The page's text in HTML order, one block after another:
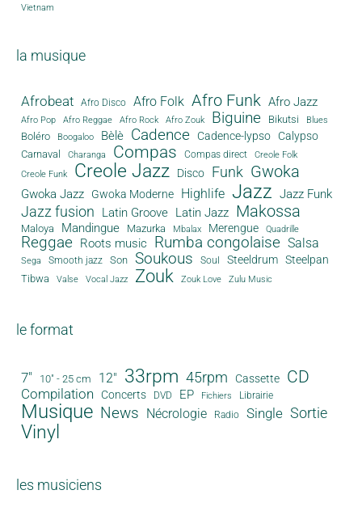
Vietnam
la musique
Afrobeat Afro Disco Afro Folk Afro Funk Afro Jazz
Afro Pop Afro Reggae Afro Rock Afro Zouk Biguine Bikutsi Blues
Boléro Boogaloo Bèlè Cadence Cadence-lypso Calypso
Carnaval Charanga Compas Compas direct
Creole Folk
Creole Funk
Creole Jazz Disco Funk Gwoka
Gwoka Jazz Gwoka Moderne Highlife Jazz Jazz Funk
Jazz fusion Latin Groove Latin Jazz Makossa
Maloya Mandingue Mazurka Mbalax Merengue Quadrille
Reggae Roots music Rumba congolaise Salsa
Sega Smooth jazz Son Soukous Soul Steeldrum Steelpan
Tibwa Valse Vocal Jazz Zouk Zouk Love Zulu Music
le format
7" 10" - 25 cm 12" 33rpm 45rpm Cassette CD
Compilation Concerts DVD EP Fichiers Librairie
Musique News Nécrologie Radio Single Sortie
Vinyl
les musiciens